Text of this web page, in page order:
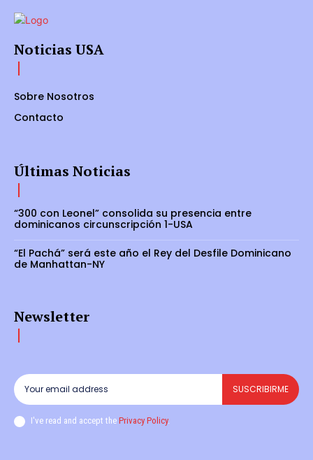
Noticias USA
Sobre Nosotros
Contacto
Últimas Noticias
“300 con Leonel” consolida su presencia entre
dominicanos circunscripción 1-USA
“El Pachá” será este año el Rey del Desfile Dominicano
de Manhattan-NY
Newsletter
SUSCRIBIRME
I've read and accept the Privacy Policy.